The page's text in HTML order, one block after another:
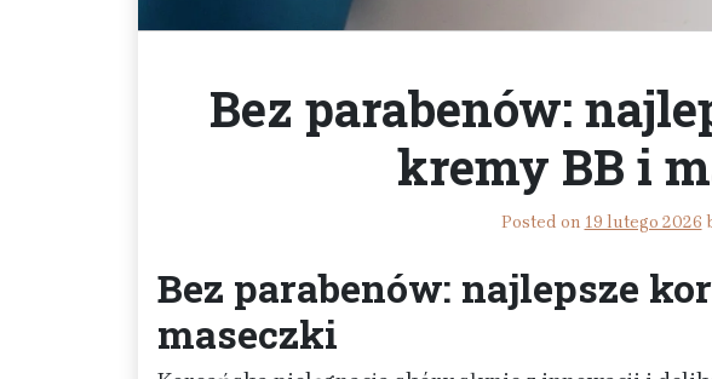
Bez parabenów:
kremy BB i
Posted on 19 lutego 2026
Bez parabenów: najlepsze
maseczki